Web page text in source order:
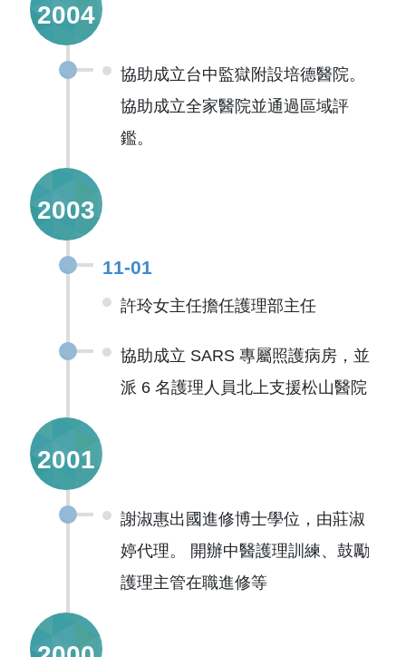
2004
協助成立台中監獄附設培德醫院。
協助成立全家醫院並通過區域評
鑑。
2003
11-01
許玲女主任擔任護理部主任
協助成立 SARS 專屬照護病房，並
派 6 名護理人員北上支援松山醫院
2001
謝淑惠出國進修博士學位，由莊淑
婷代理。 開辦中醫護理訓練、鼓勵
護理主管在職進修等